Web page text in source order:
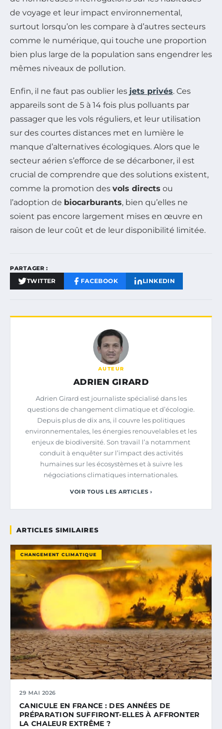
de voyage et leur impact environnemental,
surtout lorsqu’on les compare à d’autres secteurs
comme le numérique, qui touche une proportion
bien plus large de la population sans engendrer les
mêmes niveaux de pollution.
Enfin, il ne faut pas oublier les jets privés. Ces
appareils sont de 5 à 14 fois plus polluants par
passager que les vols réguliers, et leur utilisation
sur des courtes distances met en lumière le
manque d’alternatives écologiques. Alors que le
secteur aérien s’efforce de se décarboner, il est
crucial de comprendre que des solutions existent,
comme la promotion des vols directs ou
l’adoption de biocarburants, bien qu’elles ne
soient pas encore largement mises en œuvre en
raison de leur coût et de leur disponibilité limitée.
PARTAGER :
TWITTER FACEBOOK LINKEDIN
AUTEUR
ADRIEN GIRARD
Adrien Girard est journaliste spécialisé dans les
questions de changement climatique et d’écologie.
Depuis plus de dix ans, il couvre les politiques
environnementales, les énergies renouvelables et les
enjeux de biodiversité. Son travail l’a notamment
conduit à enquêter sur l’impact des activités
humaines sur les écosystèmes et à suivre les
négociations climatiques internationales.
VOIR TOUS LES ARTICLES ›
ARTICLES SIMILAIRES
CHANGEMENT CLIMATIQUE
29 MAI 2026
CANICULE EN FRANCE : DES ANNÉES DE
PRÉPARATION SUFFIRONT-ELLES À AFFRONTER
LA CHALEUR EXTRÊME ?